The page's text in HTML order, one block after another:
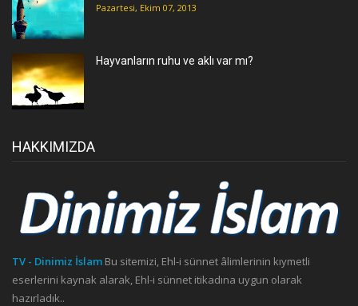
Pazartesi, Ekim 07, 2013
Hayvanların ruhu ve aklı var mı?
HAKKIMIZDA
TV - Dinimiz İslam Bu sitemizi, Ehl-i sünnet âlimlerinin kıymetli
eserlerini kaynak alarak, Ehl-i sünnet itikadına uygun olarak
hazırladık..